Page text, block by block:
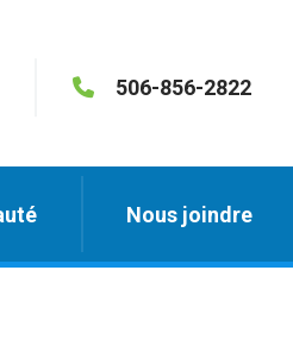
506-856-2822
Nous joindre